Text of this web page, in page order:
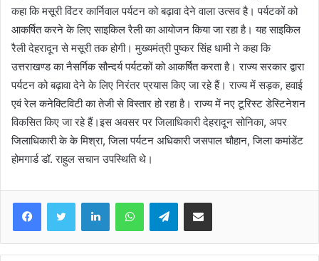
कहा कि मसूरी विंटर कार्निवाल पर्यटन को बढ़ावा देने वाला उत्सव है। पर्यटकों को
आकर्षित करने के लिए साइकिल रैली का आयोजन किया जा रहा है। यह साइकिल
रैली देहरादून से मसूरी तक होगी। मुख्यमंत्री पुष्कर सिंह धामी ने कहा कि
उत्तराखण्ड का नैसर्गिक सौन्दर्य पर्यटकों को आकर्षित करता है। राज्य सरकार द्वारा
पर्यटन को बढ़ावा देने के लिए निरंतर प्रयास किए जा रहे हैं। राज्य में सड़क, हवाई
एवं रेल कनेक्टिविटी का तेजी से विस्तार हो रहा है। राज्य में नए टूरिस्ट डेस्टिनेशन
विकसित किए जा रहे हैं।इस अवसर पर जिलाधिकारी देहरादून सोनिका, अपर
जिलाधिकारी के के मिश्रा, जिला पर्यटन अधिकारी जसपाल चौहान, जिला कमांडेंट
होमगार्ड डॉ. राहुल सचान उपस्थिति थे।
Telegram